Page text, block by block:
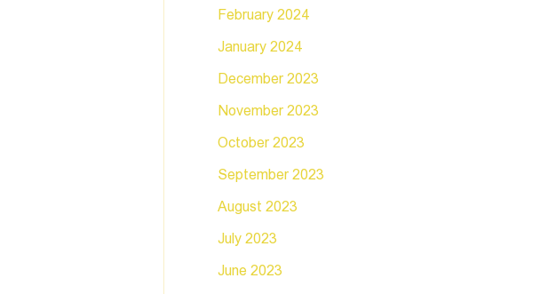
February 2024
January 2024
December 2023
November 2023
October 2023
September 2023
August 2023
July 2023
June 2023